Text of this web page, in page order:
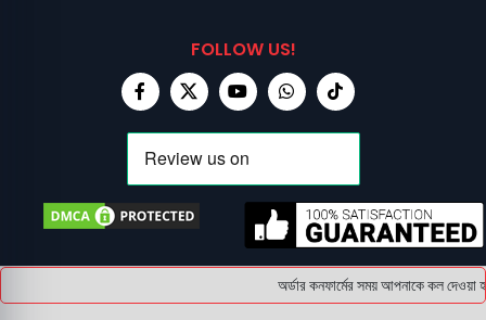
FOLLOW US!
অর্ডার কনফার্মের সময় আপনাকে কল